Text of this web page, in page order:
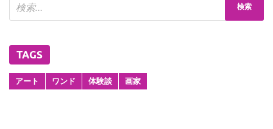
TAGS
アート ワンド 体験談 画家